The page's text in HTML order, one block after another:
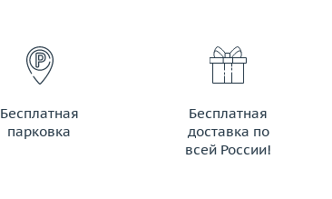
Бесплатная
парковка
Бесплатная
доставка по
всей России!